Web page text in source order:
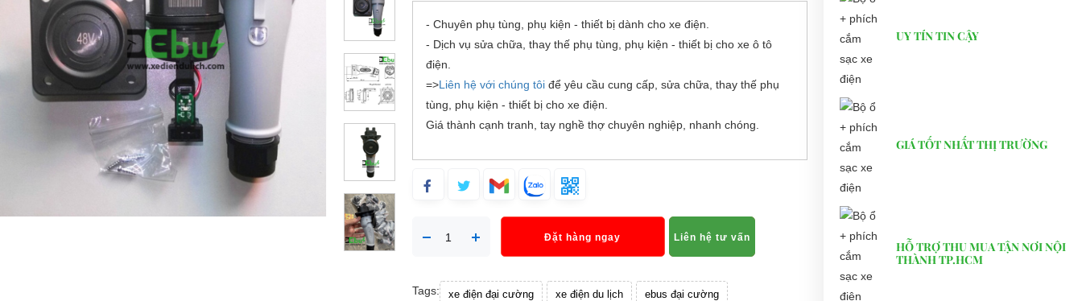
- Chuyên phụ tùng, phụ kiện - thiết bị dành cho xe điện.
- Dịch vụ sửa chữa, thay thế phụ tùng, phụ kiện - thiết bị cho xe ô tô
điện.
=>Liên hệ với chúng tôiđể yêu cầu cung cấp, sửa chữa, thay thế phụ
tùng, phụ kiện - thiết bị cho xe điện.
Giá thành cạnh tranh, tay nghề thợ chuyên nghiệp, nhanh chóng.
Đặt hàng ngay Liên hệ tư vấn
Tags: xe điện đại cường xe điện du lịch ebus đại cường
UY TÍN TIN CẬY
GIÁ TỐT NHẤT THỊ TRƯỜNG
HỖ TRỢ THU MUA TẬN NƠI NỘI
THÀNH TP.HCM